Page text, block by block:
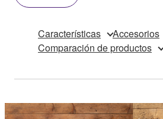
Características
Accesorios
Comparación de productos